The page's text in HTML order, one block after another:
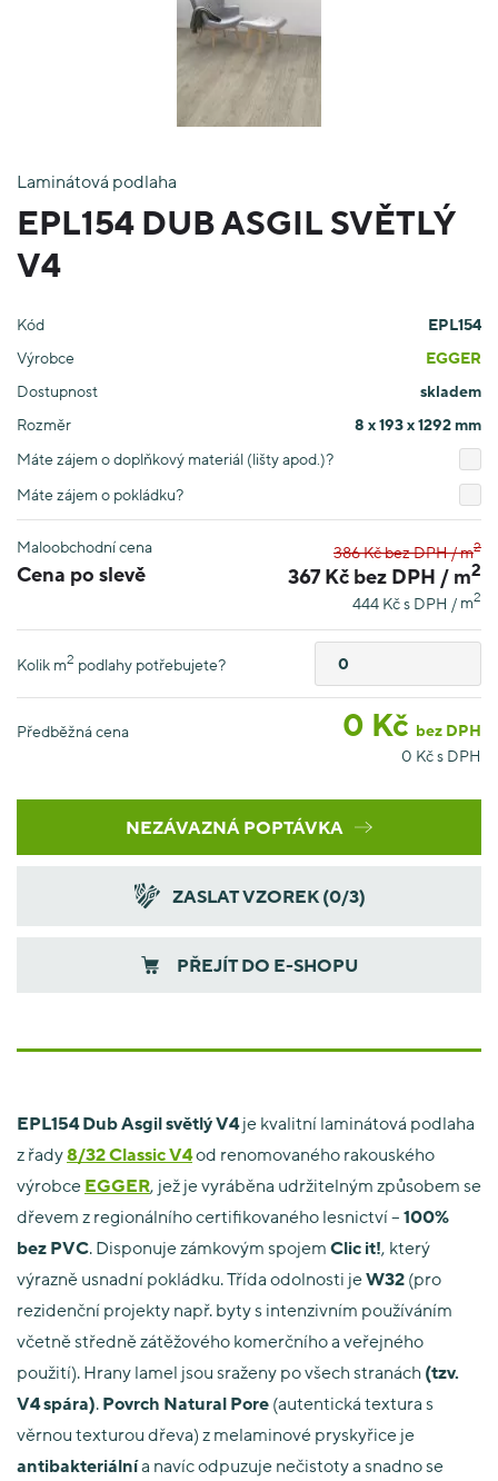
Laminátová podlaha
EPL154 DUB ASGIL SVĚTLÝ
V4
Kód
EPL154
Výrobce
EGGER
Dostupnost
skladem
Rozměr
8 x 193 x 1292 mm
Máte zájem o doplňkový materiál (lišty apod.)?
Máte zájem o pokládku?
Maloobchodní cena
Cena po slevě
386 Kč bez DPH /m2
367 Kč bez DPH / m2
444 Kč s DPH / m2
Kolik m2 podlahy potřebujete?
Předběžná cena 0 Kč bez DPH
0 Kč s DPH
NEZÁVAZNÁ POPTÁVKA
ZASLAT VZOREK (0/3)
PŘEJÍT DO E-SHOPU
EPL154 Dub Asgil světlý V4je kvalitní laminátová podlaha
z řady8/32 Classic V4od renomovaného rakouského
výrobce EGGER, jež je vyráběna udržitelným způsobem se
dřevem z regionálního certifikovaného lesnictví – 100%
bez PVC. Disponuje zámkovým spojem Clic it!, který
výrazně usnadní pokládku. Třída odolnosti jeW32 (pro
rezidenční projekty např. byty s intenzivním používáním
včetně středně zátěžového komerčního a veřejného
použití). Hrany lamel jsou sraženy po všech stranách (tzv.
V4 spára). Povrch Natural Pore (autentická textura s
věrnou texturou dřeva) z melaminové pryskyřice je
antibakteriálnía navíc odpuzuje nečistoty a snadno se